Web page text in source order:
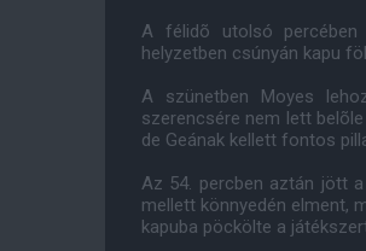
A félidõ utolsó percében
helyzetben csúnyán kapu
A szünetben Moyes
szerencsére nem lett
de Geának kellett fontos
Az 54. percben aztán jött
mellett könnyedén elment,
kapuba pöckölte a